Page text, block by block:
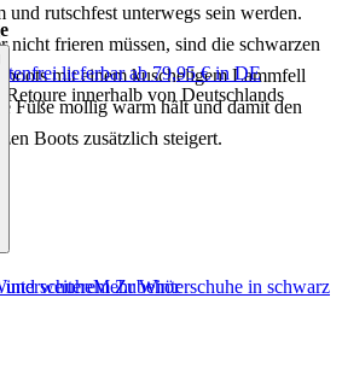
und rutschfest unterwegs sein werden.
nicht frieren müssen, sind die schwarzen
mit einem kuscheligem Lammfell
Füße mollig warm hält und damit den
Boots zusätzlich steigert.
lieferbar ab 79,95 € in DE
Retoure innerhalb von Deutschlands
weiterem Zubehör
Mehr Winterschuhe in schwarz